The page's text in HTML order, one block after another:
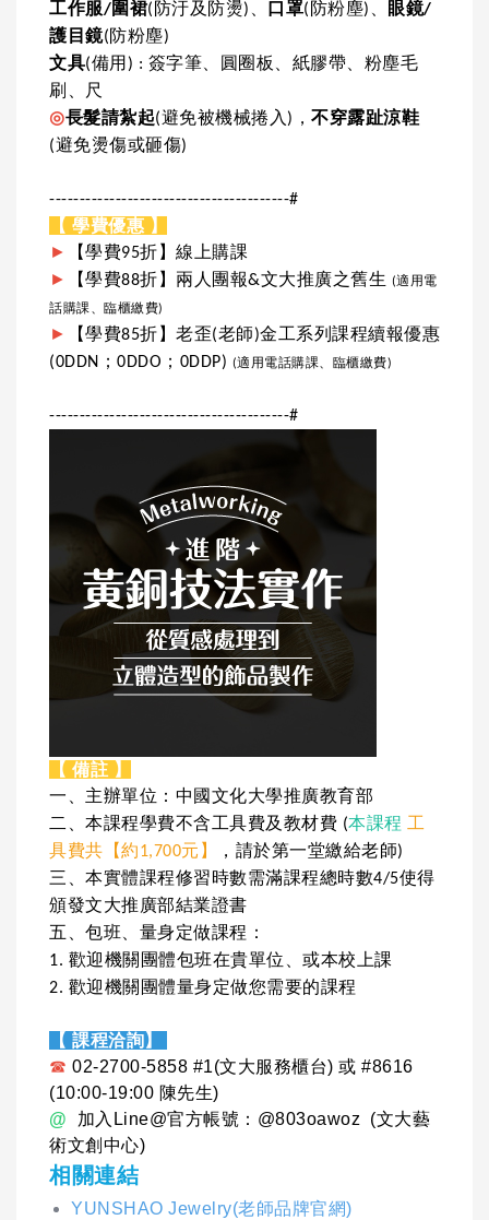
工作服/圍裙(防汙及防燙)、 口罩(防粉塵)、
眼鏡/
護目鏡(防粉塵)
文具(備用) : 簽字筆、圓圈板、紙膠帶、粉塵毛
刷、尺
◎長髮請紮起(避免被機械捲入)， 不穿露趾涼鞋
(避免燙傷或砸傷)
----------------------------------------#
【 學費優惠 】
►
【學費95折】線上購課
► 【學費88折】兩人團報&文大推廣之舊生 (適用電
話購課、臨櫃繳費)
►
【學費85折】老歪(老師)金工系列課程續報優惠
(0DDN；0DDO；0DDP) (適用電話購課、臨櫃繳費)
----------------------------------------#
【 備註 】
一、主辦單位：中國文化大學推廣教育部
二、本課程學費不含工具費及教材費 (本課程 工
具費共【約1,700元】
，請於第一堂繳給老師)
三、本實體課程修習時數需滿課程總時數4/5使得
頒發文大推廣部結業證書
五、包班、量身定做課程：
1. 歡迎機關團體包班在貴單位、或本校上課
2. 歡迎機關團體量身定做您需要的課程
【 課程洽詢】
☎ 02-2700-5858 #1(文大服務櫃台) 或 #8616
(10:00-19:00 陳先生)
@ 加入Line@官方帳號：@803oawoz (文大藝
術文創中心)
相關連結
YUNSHAO Jewelry(老師品牌官網)